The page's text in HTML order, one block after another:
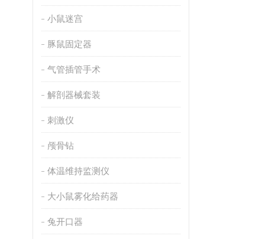
小鼠迷宫
豚鼠固定器
气管插管手术
解剖器械套装
刺激仪
颅骨钻
体温维持监测仪
大小鼠雾化给药器
兔开口器